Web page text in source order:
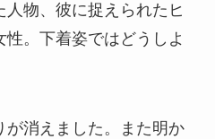
物、彼に捉えられたヒ
。下着姿ではどうしよ
が消えました。また明か